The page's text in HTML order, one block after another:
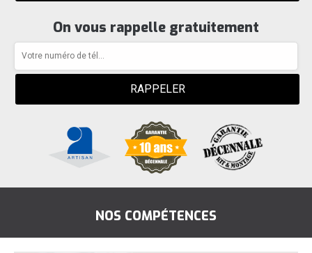
On vous rappelle gratuitement
NOS COMPÉTENCES